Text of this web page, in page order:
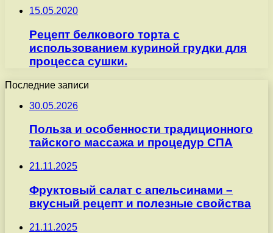
15.05.2020
Рецепт белкового торта с
использованием куриной грудки для
процесса сушки.
Последние записи
30.05.2026
Польза и особенности традиционного
тайского массажа и процедур СПА
21.11.2025
Фруктовый салат с апельсинами –
вкусный рецепт и полезные свойства
21.11.2025